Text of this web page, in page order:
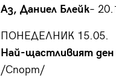
Аз, Даниел Блейк–
ПОНЕДЕЛНИК 15.05.
Най-щастливият
/Спорт/